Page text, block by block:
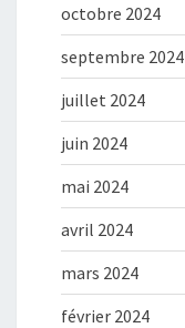
octobre 2024
septembre 2024
juillet 2024
juin 2024
mai 2024
avril 2024
mars 2024
février 2024